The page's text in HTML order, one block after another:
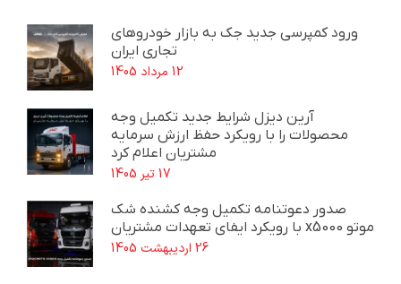
ورود کمپرسی جدید جک به بازار خودروهای
تجاری ایران
12 مرداد 1405
آرین دیزل شرایط جدید تکمیل وجه
محصولات را با رویکرد حفظ ارزش سرمایه
مشتریان اعلام کرد
17 تیر 1405
صدور دعوتنامه تکمیل وجه کشنده شک
موتو x5000 با رویکرد ایفای تعهدات مشتریان
26 اردیبهشت 1405